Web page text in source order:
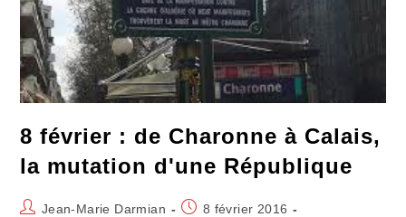
8 février : de Charonne à Calais,
la mutation d'une République
Auteur/autrice
Jean-Marie Darmian
Publication
8 février 2016